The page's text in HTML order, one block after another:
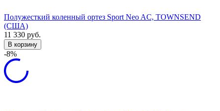
Полужесткий коленный ортез Sport Neo AC, TOWNSEND
(США)
11 330 руб.
В корзину
-8%